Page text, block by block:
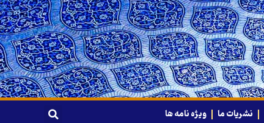
نشریات ما ویژه نامه ها